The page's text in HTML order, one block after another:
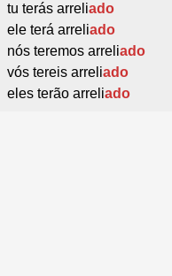
tu terás arreliado
ele terá arreliado
nós teremos arreliado
vós tereis arreliado
eles terão arreliado